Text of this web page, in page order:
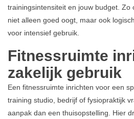
trainingsintensiteit en jouw budget. Zo
niet alleen goed oogt, maar ook
voor intensief gebruik.
Fitnessruimte
zakelijk gebruik
Een fitnessruimte inrichten voor een
training studio, bedrijf of fysiopraktijk
aanpak dan een thuisopstelling. Hier